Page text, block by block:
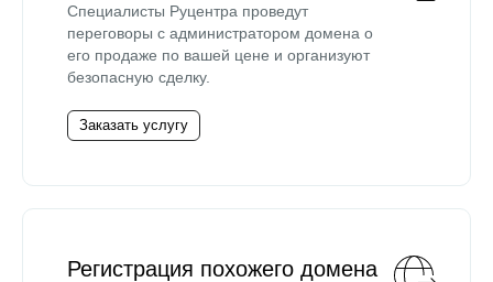
Специалисты Руцентра проведут
переговоры с администратором домена о
его продаже по вашей цене и организуют
безопасную сделку.
Заказать услугу
Регистрация похожего домена